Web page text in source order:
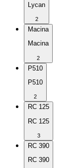
Lycan
2
Macina
Macina
2
P510
P510
2
RC 125
RC 125
3
RC 390
RC 390